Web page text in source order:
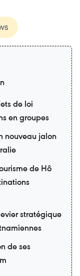
de loi
en groupes
nouveau jalon
de Hô
stratégique
de ses